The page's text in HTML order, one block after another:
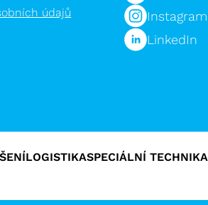
údajů
Instagram
LinkedIn
LOGISTIKASPECIÁLNÍ TECHNIKA